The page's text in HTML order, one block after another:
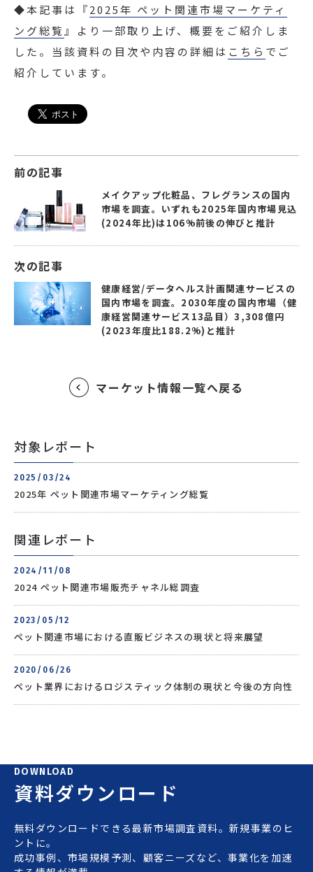
◆本記事は『2025年 ペット関連市場マーケティ
ング総覧 』より一部取り上げ、概要をご紹介しま
した。当該資料の目次や内容の詳細は こちら でご
紹介しています。
前の記事
メイクアップ化粧品、フレグランスの国内
市場を調査。いずれも2025年国内市場見込
(2024年比)は106%前後の伸びと推計
次の記事
健康経営/データヘルス計画関連サービスの
国内市場を調査。2030年度の国内市場（健
康経営関連サービス13品目）3,308億円
(2023年度比188.2%)と推計
マーケット情報一覧へ戻る
対象レポート
2025/03/24
2025年 ペット関連市場マーケティング総覧
関連レポート
2024/11/08
2024 ペット関連市場販売チャネル総調査
2023/05/12
ペット関連市場における直販ビジネスの現状と将来展望
2020/06/26
ペット業界におけるロジスティック体制の現状と今後の方向性
DOWNLOAD
資料ダウンロード
無料ダウンロードできる最新市場調査資料。新規事業のヒ
ントに。
成功事例、市場規模予測、顧客ニーズなど、事業化を加速